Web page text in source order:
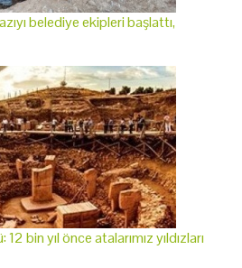
belediye ekipleri başlattı,
bin yıl önce atalarımız yıldızları